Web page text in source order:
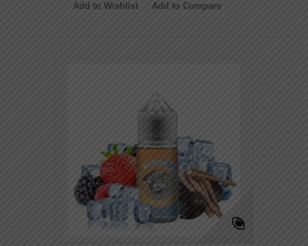
Add to Wishlist Add to Compare